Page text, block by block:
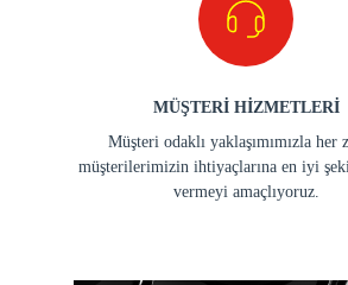
MÜŞTERİ HİZMETLERİ
Müşteri odaklı yaklaşımımızla her
müşterilerimizin ihtiyaçlarına en iyi
vermeyi amaçlıyoruz.